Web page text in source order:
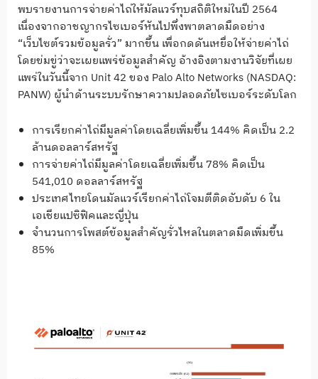
พบรายงานการจ่ายค่าไถ่ให้มัลแวร์ทุบสถิติใหม่ในปี 2564
เนื่องจากอาชญากรไซเบอร์หันไปพึ่งพาตลาดมืดอย่าง
“เว็บไซต์รวมข้อมูลรั่ว” มากขึ้น เพื่อกดดันเหยื่อให้จ่ายค่าไถ่
โดยข่มขู่ว่าจะเผยแพร่ข้อมูลสำคัญ อ้างอิงตามงานวิจัยที่เผย
แพร่ในวันนี้จาก Unit 42 ของ Palo Alto Networks (NASDAQ:
PANW) ผู้นำด้านระบบรักษาความปลอดภัยไซเบอร์ระดับโลก
การเรียกค่าไถ่มีมูลค่าโดยเฉลี่ยเพิ่มขึ้น 144% คิดเป็น 2.2
ล้านดอลลาร์สหรัฐ
การจ่ายค่าไถ่มีมูลค่าโดยเฉลี่ยเพิ่มขึ้น 78% คิดเป็น
541,010 ดอลลาร์สหรัฐ
ประเทศไทยโดนมัลแวร์เรียกค่าไถ่โจมตีติดอับดับ 6 ใน
เอเชียแปซิฟิคและญี่ปุ่น
จำนวนการโพสต์ข้อมูลสำคัญรั่วไหลในตลาดมืดเพิ่มขึ้น
85%